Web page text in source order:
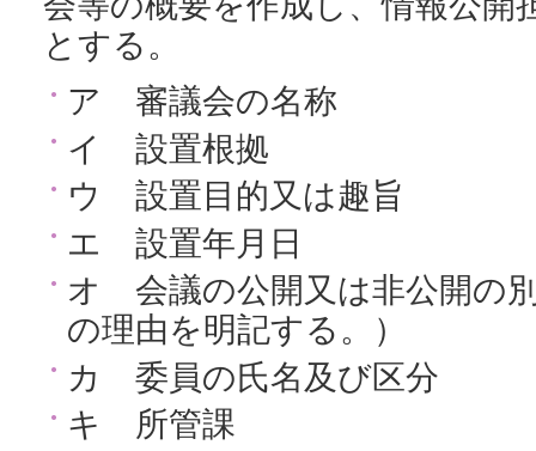
とする。
ア 審議会の名称
イ 設置根拠
ウ 設置目的又は趣旨
エ 設置年月日
オ 会議の公開又は非公開の
の理由を明記する。）
カ 委員の氏名及び区分
キ 所管課